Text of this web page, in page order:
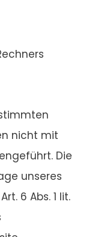
nicht mit
Die
unseres
6 Abs. 1 lit.